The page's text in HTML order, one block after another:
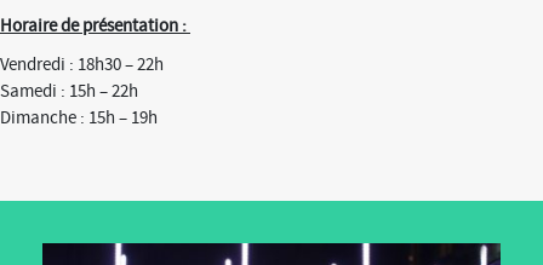
Horaire de présentation :
Vendredi : 18h30 – 22h
Samedi : 15h – 22h
Dimanche : 15h – 19h